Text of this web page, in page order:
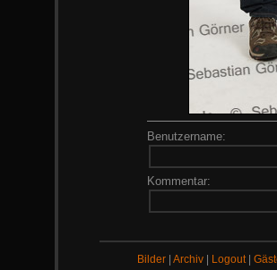
Benutzername:
Kommentar:
Bilder |Archiv | Logout |